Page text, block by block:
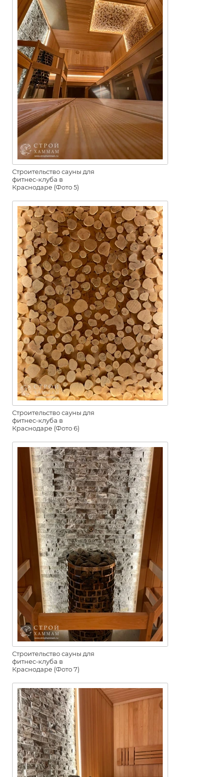
Строительство сауны для
фитнес-клуба в
Краснодаре (Фото 5)
Строительство сауны для
фитнес-клуба в
Краснодаре (Фото 6)
Строительство сауны для
фитнес-клуба в
Краснодаре (Фото 7)